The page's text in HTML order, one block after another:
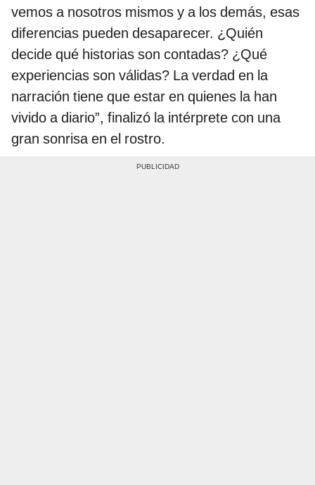
vemos a nosotros mismos y a los demás, esas
diferencias pueden desaparecer. ¿Quién
decide qué historias son contadas? ¿Qué
experiencias son válidas? La verdad en la
narración tiene que estar en quienes la han
vivido a diario”, finalizó la intérprete con una
gran sonrisa en el rostro.